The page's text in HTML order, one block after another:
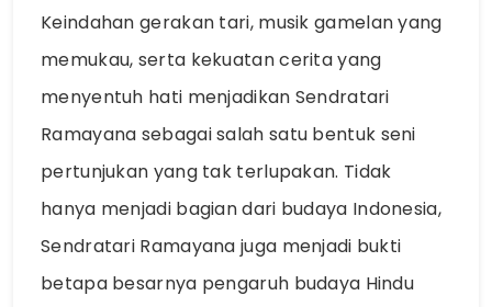
Keindahan gerakan tari, musik gamelan yang
memukau, serta kekuatan cerita yang
menyentuh hati menjadikan Sendratari
Ramayana sebagai salah satu bentuk seni
pertunjukan yang tak terlupakan. Tidak
hanya menjadi bagian dari budaya Indonesia,
Sendratari Ramayana juga menjadi bukti
betapa besarnya pengaruh budaya Hindu